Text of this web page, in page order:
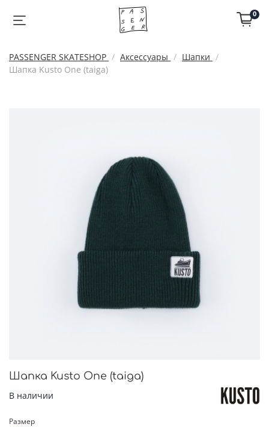
0
PASSENGER SKATESHOP Аксессуары
Шапки
Шапка Kusto One (taiga)
Шапка Kusto One (taiga)
В наличии
Размер